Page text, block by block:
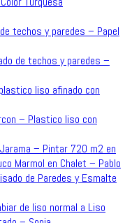
techos y paredes – Papel
de techos y paredes –
liso afinado con
– Plastico liso con
– Pintar 720 m2 en
Marmol en Chalet – Pablo
de Paredes y Esmalte
de liso normal a Liso